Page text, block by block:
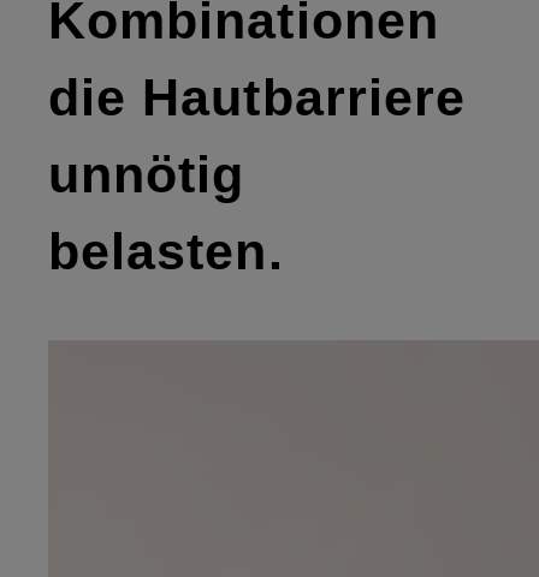
Kombinationen
die Hautbarriere
unnötig
belasten.